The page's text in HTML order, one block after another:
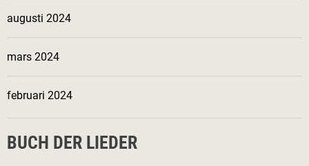
augusti 2024
mars 2024
februari 2024
BUCH DER LIEDER